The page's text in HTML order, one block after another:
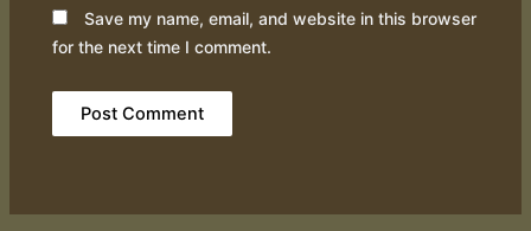
Save my name, email, and website in this browser
for the next time I comment.